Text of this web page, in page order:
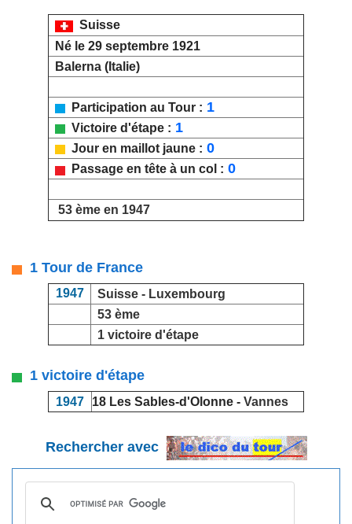
Suisse
Né le 29 septembre 1921
Balerna (Italie)
Participation au Tour : 1
Victoire d'étape : 1
Jour en maillot jaune : 0
Passage en tête à un col : 0
53 ème en 1947
1 Tour de France
1947
Suisse - Luxembourg
53 ème
1 victoire d'étape
1 victoire d'étape
1947 18 Les Sables-d'Olonne - Vannes
Rechercher avec